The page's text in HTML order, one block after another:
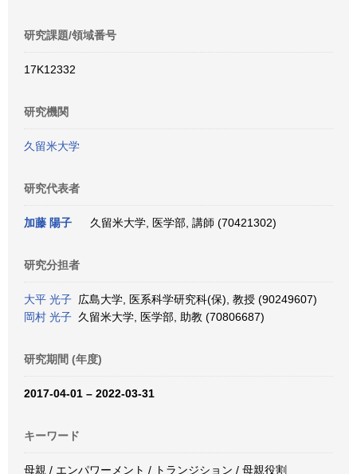
研究課題/領域番号
17K12332
研究機関
久留米大学
研究代表者
加藤 陽子 久留米大学, 医学部, 講師 (70421302)
研究分担者
大平 光子 広島大学, 医系科学研究科(保), 教授 (90249607)
岡村 光子 久留米大学, 医学部, 助教 (70806687)
研究期間 (年度)
2017-04-01 – 2022-03-31
キーワード
母親 / エンパワーメント / トランジション / 母親役割